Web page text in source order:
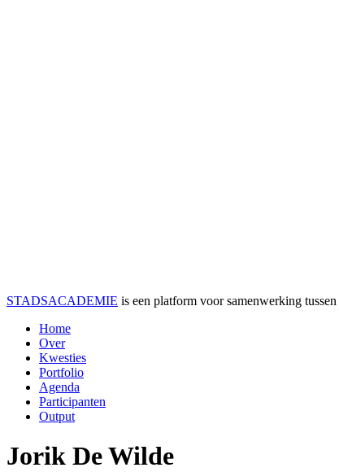
STADSACADEMIE is een platform voor samenwerking
Home
Over
Kwesties
Portfolio
Agenda
Participanten
Output
Jorik De Wilde